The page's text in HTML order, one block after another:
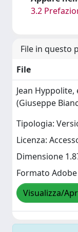
3.2
File in questo
File
Jean
(Giuseppe
Tipologia:
Licenza:
Dimensione
Formato Adobe
Visualizza/